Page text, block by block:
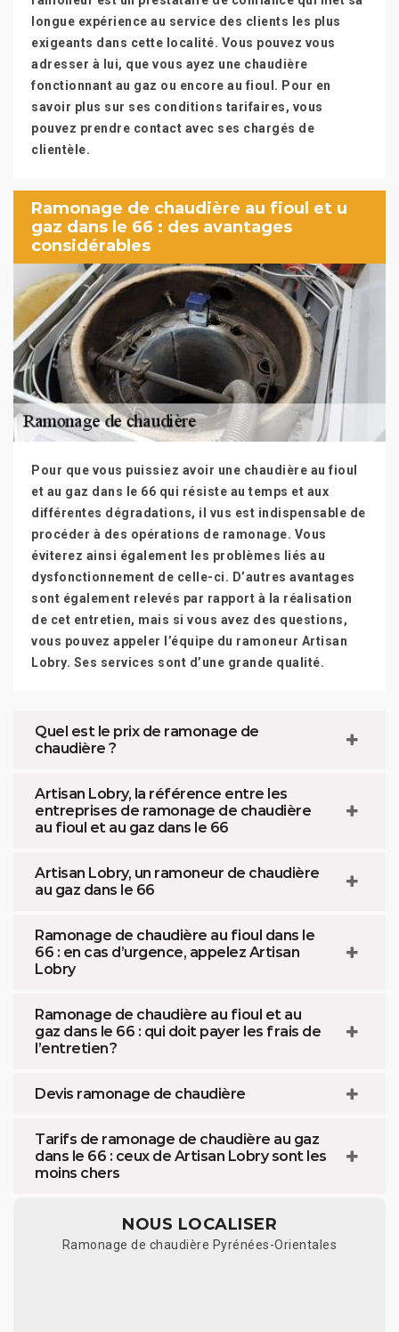
longue expérience au service des clients les plus
exigeants dans cette localité. Vous pouvez vous
adresser à lui, que vous ayez une chaudière
fonctionnant au gaz ou encore au fioul. Pour en
savoir plus sur ses conditions tarifaires, vous
pouvez prendre contact avec ses chargés de
clientèle.
Ramonage de chaudière au fioul et u
gaz dans le 66 : des avantages
considérables
Pour que vous puissiez avoir une chaudière au fioul
et au gaz dans le 66 qui résiste au temps et aux
différentes dégradations, il vus est indispensable de
procéder à des opérations de ramonage. Vous
éviterez ainsi également les problèmes liés au
dysfonctionnement de celle-ci. D’autres avantages
sont également relevés par rapport à la réalisation
de cet entretien, mais si vous avez des questions,
vous pouvez appeler l’équipe du ramoneur Artisan
Lobry. Ses services sont d’une grande qualité.
Quel est le prix de ramonage de
chaudière ?
Artisan Lobry, la référence entre les
entreprises de ramonage de chaudière
au fioul et au gaz dans le 66
Artisan Lobry, un ramoneur de chaudière
au gaz dans le 66
Ramonage de chaudière au fioul dans le
66 : en cas d’urgence, appelez Artisan
Lobry
Ramonage de chaudière au fioul et au
gaz dans le 66 : qui doit payer les frais de
l’entretien ?
Devis ramonage de chaudière
Tarifs de ramonage de chaudière au gaz
dans le 66 : ceux de Artisan Lobry sont les
moins chers
NOUS LOCALISER
Ramonage de chaudière Pyrénées-Orientales